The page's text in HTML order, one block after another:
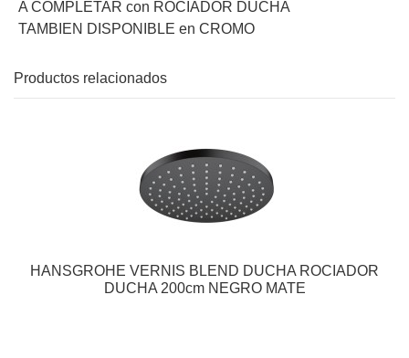
A COMPLETAR con ROCIADOR DUCHA
TAMBIEN DISPONIBLE en CROMO
Productos relacionados
HANSGROHE VERNIS BLEND DUCHA ROCIADOR
DUCHA 200cm NEGRO MATE